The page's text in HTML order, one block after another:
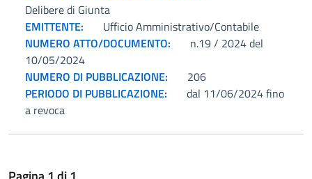
Delibere di Giunta
EMITTENTE:
Ufficio Amministrativo/Contabile
NUMERO ATTO/DOCUMENTO:
n.19 / 2024 del
10/05/2024
NUMERO DI PUBBLICAZIONE:
206
PERIODO DI PUBBLICAZIONE:
dal 11/06/2024 fino
a revoca